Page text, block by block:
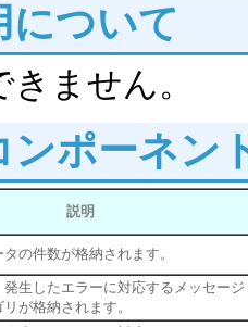
について
ません。
ンポーネン
説明
の件数が格納されます。
発生したエラーに対応するメッセージ
が格納されます。